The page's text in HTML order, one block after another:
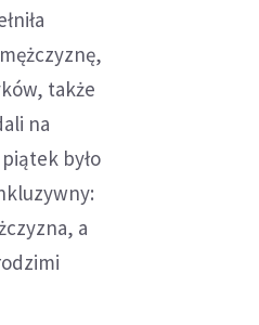
także
na
było
a